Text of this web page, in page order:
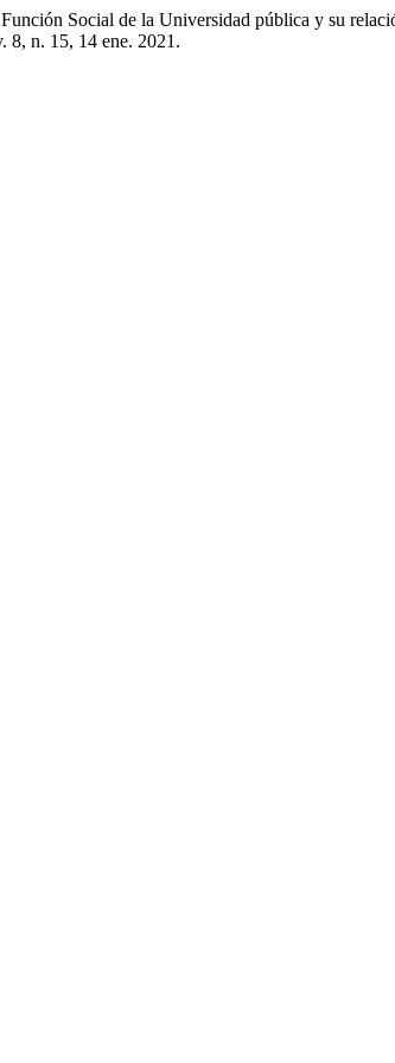
Social de la Universidad pública y su
8, n. 15, 14 ene. 2021.